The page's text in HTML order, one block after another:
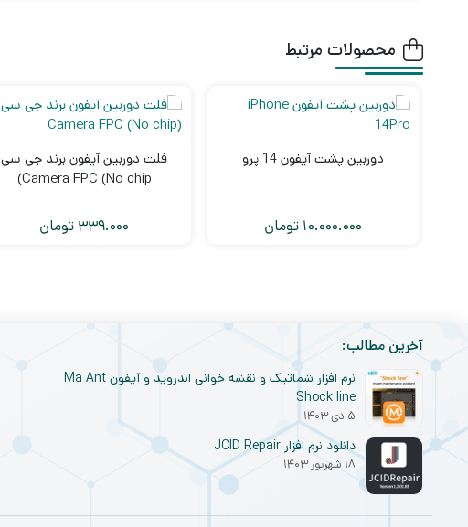
محصولات مرتبط
دوربین پشت آیفون 14 پرو
10.000.000 تومان
فلت دوربین آیفون برند جی سی
Camera FPC (No chip)
339.000 تومان
آخرین مطالب:
نرم افزار شماتیک و نقشه خوانی اندروید و آیفون Ma Ant
Shock line
۵ دی ۱۴۰۳
دانلود نرم افزار JCID Repair
۱۸ شهریور ۱۴۰۳